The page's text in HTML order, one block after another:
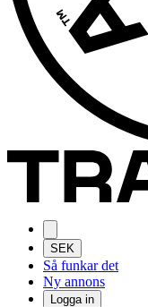
SEK
Så funkar det
Ny annons
Logga in